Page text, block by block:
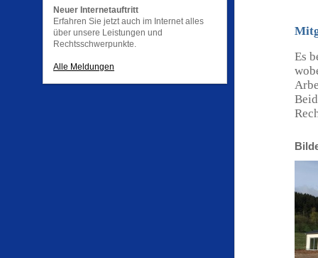
Neuer Internetauftritt
Erfahren Sie jetzt auch im Internet alles
über unsere Leistungen und
Rechtsschwerpunkte.
Alle Meldungen
Es